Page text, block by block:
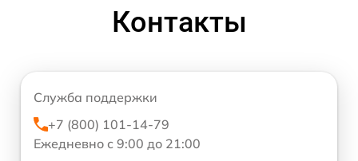
Контакты
Служба поддержки
+7 (800) 101-14-79
Ежедневно с 9:00 до 21:00